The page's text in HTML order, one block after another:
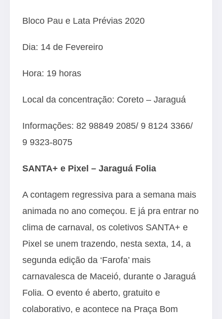
Bloco Pau e Lata Prévias 2020
Dia: 14 de Fevereiro
Hora: 19 horas
Local da concentração: Coreto – Jaraguá
Informações: 82 98849 2085/ 9 8124 3366/
9 9323-8075
SANTA+ e Pixel – Jaraguá Folia
A contagem regressiva para a semana mais
animada no ano começou. E já pra entrar no
clima de carnaval, os coletivos SANTA+ e
Pixel se unem trazendo, nesta sexta, 14, a
segunda edição da ‘Farofa’ mais
carnavalesca de Maceió, durante o Jaraguá
Folia. O evento é aberto, gratuito e
colaborativo, e acontece na Praça Bom